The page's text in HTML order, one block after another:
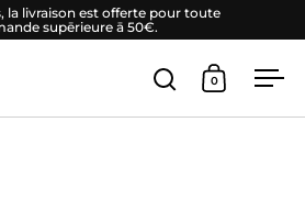
la livraison est offerte pour toute
supērieure ā 50€.
Ouvrir laOuvrir
0